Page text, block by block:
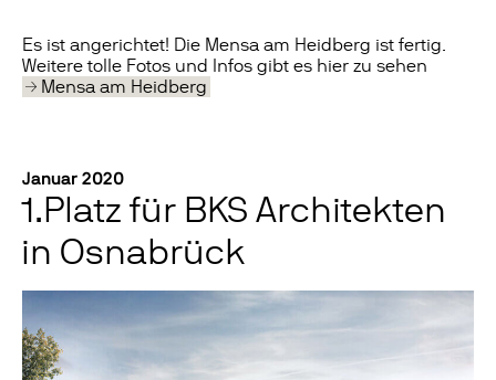
Es ist angerichtet! Die Mensa am Heidberg ist fertig.
Weitere tolle Fotos und Infos gibt es hier zu sehen
Mensa am Heidberg
Januar 2020
1.Platz für BKS Architekten
in Osnabrück